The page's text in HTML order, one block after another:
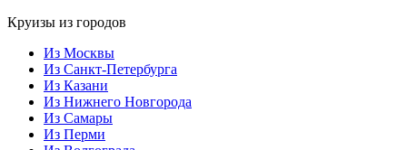
Круизы из городов
Из Москвы
Из Санкт-Петербурга
Из Казани
Из Нижнего Новгорода
Из Самары
Из Перми